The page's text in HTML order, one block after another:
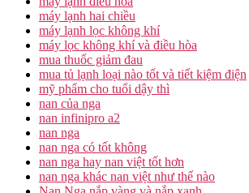
máy lạnh hai chiều
máy lạnh lọc không khí
máy lọc không khí và điều hòa
mua thuốc giảm đau
mua tủ lạnh loại nào tốt và tiết kiệm điện
mỹ phẩm cho tuổi dậy thì
nan của nga
nan infinipro a2
nan nga
nan nga có tốt không
nan nga hay nan việt tốt hơn
nan nga khác nan việt như thế nào